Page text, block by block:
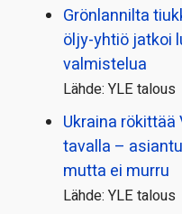
Grönlannilta
öljy-yhtiö jatkoi
valmistelua
Lähde: YLE talous
Ukraina
tavalla –
mutta ei murru
Lähde: YLE talous